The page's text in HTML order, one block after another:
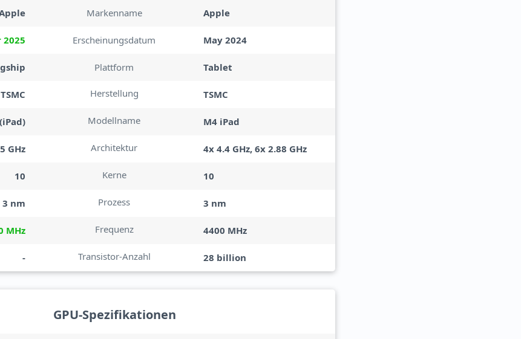
Markenname Apple
2025 Erscheinungsdatum May 2024
Plattform Tablet
TSMC Herstellung TSMC
Modellname M4 iPad
GHz Architektur 4x 4.4 GHz, 6x 2.88 GHz
10 Kerne 10
3 nm Prozess 3 nm
MHz Frequenz 4400 MHz
- Transistor-Anzahl 28 billion
GPU-Spezifikationen